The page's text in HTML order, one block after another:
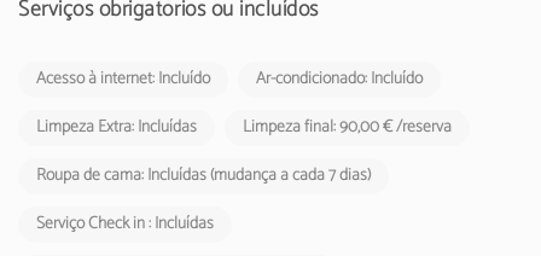
de 2024, deverá cobrada pelos empreendimentos turísticos e
Serviços obrigatórios ou incluídos
Acesso à internet: Incluído
Ar-condicionado: Incluído
Limpeza Extra: Incluídas
Limpeza final: 90,00 € /reserva
Roupa de cama: Incluídas (mudança a cada 7 dias)
Serviço Check in : Incluídas